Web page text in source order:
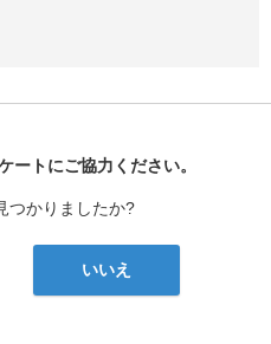
ートにご協力ください。
つかりましたか?
いいえ